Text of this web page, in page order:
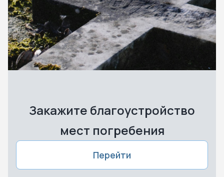
Закажите благоустройство
мест погребения
Перейти